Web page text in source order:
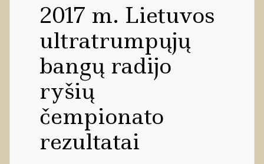
2017 m. Lietuvos
ultratrumpųjų
bangų radijo
ryšių
čempionato
rezultatai